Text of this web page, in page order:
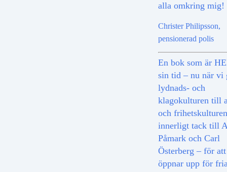
alla omkring mig!
Christer Philipsson,
pensionerad polis
En bok som är
sin tid – nu när vi
lydnads- och
klagokulturen till
och
innerligt tack till
Påmark och Carl
Österberg – för
öppnar upp för